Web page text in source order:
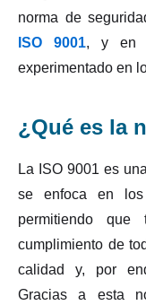
norma de
ISO 9001, y en
experimentado en
¿Qué es la
La ISO 9001 es
se enfoca en
permitiendo que
cumplimiento de
calidad y, por
Gracias a esta